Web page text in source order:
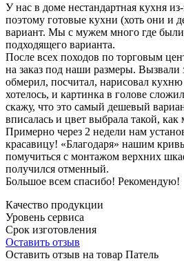
У нас в доме нестандартная кухня
поэтому готовые кухни (хоть они и
вариант. Мы с мужем много где
подходящего варианта.
После всех походов по торговым
на заказ под наши размеры. Вызвали
обмерил, посчитал, нарисовал
хотелось, и картинка в голове
скажу, что это самый дешевый
вписалась и цвет выбрала такой, как
Примерно через 2 недели нам
красавицу! «Благодаря» нашим
помучиться с монтажом верхних
получился отменный.
Большое всем спасибо! Рекомендую!
Качество продукции
Уровень сервиса
Срок изготовления
Оставить отзыв
Оставить отзыв на товар Патель